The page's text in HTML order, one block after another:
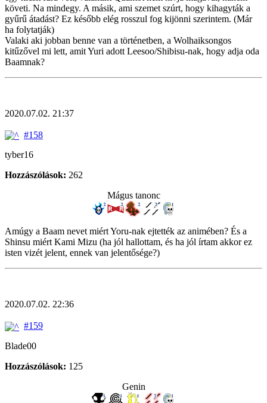
követi. Na mindegy. A másik, ami szemet szúrt, hogy kihagyták a
gyűrű átadást? Ez később elég rosszul fog kijönni szerintem. (Már
ha folytatják)
Valaki aki jobban benne van a történetben, a Wolhaiksongos
kitűzővel mi lett, amit Yuri adott Leesoo/Shibisu-nak, hogy adja oda
Baamnak?
2020.07.02. 21:37
#158
tyber16
Hozzászólások: 262
Mágus tanonc
Amúgy a Baam nevet miért Yoru-nak ejtették az animében? És a
Shinsu miért Kami Mizu (ha jól hallottam, és ha jól írtam akkor ez
isten vizét jelent, ennek van jelentősége?)
2020.07.02. 22:36
#159
Blade00
Hozzászólások: 125
Genin